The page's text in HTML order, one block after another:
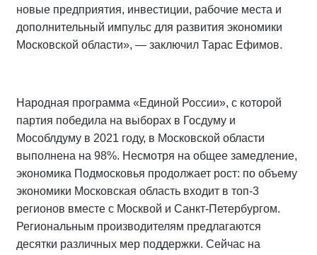
новые предприятия, инвестиции, рабочие места и
дополнительный импульс для развития экономики
Московской области», — заключил Тарас Ефимов.
Народная программа «Единой России», с которой
партия победила на выборах в Госдуму и
Мособлдуму в 2021 году, в Московской области
выполнена на 98%. Несмотря на общее замедление,
экономика Подмосковья продолжает рост: по объему
экономики Московская область входит в топ-3
регионов вместе с Москвой и Санкт-Петербургом.
Региональным производителям предлагаются
десятки различных мер поддержки. Сейчас на